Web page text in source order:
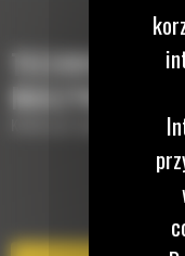
MASZYNĘ
Krótki opis wyposażenia lub